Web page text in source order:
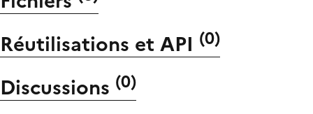
Réutilisations et API (0)
Discussions (0)